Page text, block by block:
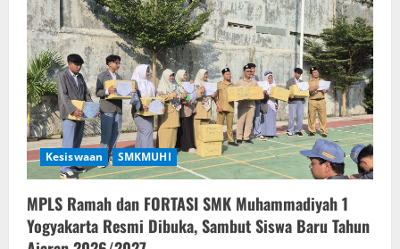
Kesiswaan SMKMUHI
MPLS Ramah dan FORTASI SMK Muhammadiyah 1
Yogyakarta Resmi Dibuka, Sambut Siswa Baru Tahun